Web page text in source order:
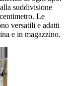
suddivisione
Le
versatili e adatti
e in magazzino.